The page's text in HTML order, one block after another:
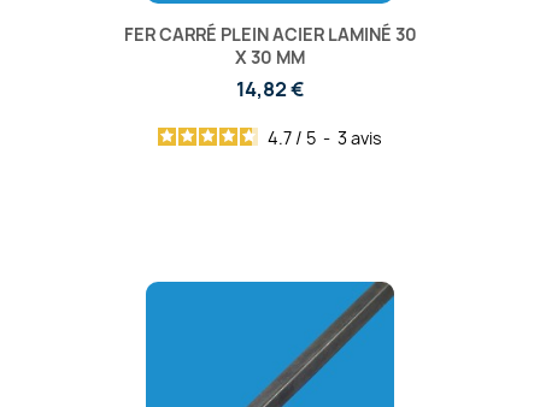
FER CARRÉ PLEIN ACIER LAMINÉ 30
X 30 MM
14,82 €
4.7 / 5 - 3avis